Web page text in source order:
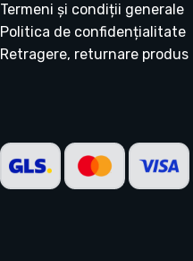
Termeni și condiții generale
Politica de confidențialitate
Retragere, returnare produs